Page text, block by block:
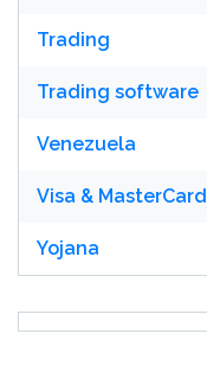
Trading
Trading software
Venezuela
Visa & MasterCard
Yojana